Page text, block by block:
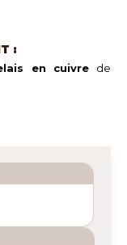
:
en cuivre de